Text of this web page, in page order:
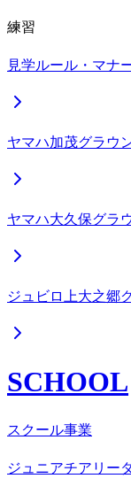
練習
見学ルール・マナ
ヤマハ加茂グラウ
ヤマハ大久保グラ
ジュビロ上大之郷
SCHOOL
スクール事業
ジュニアチアリー